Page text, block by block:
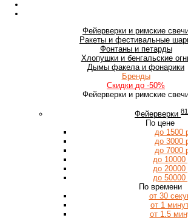
Фейерверки и римские
Ракеты и фестивальные
Фонтаны и петарды
Хлопушки и бенгальские
Дымы факела и фонарики
Бренды
Скидки до -50%
Фейерверки и римские
Фейерверки 81
По цене
до 1500
до 3000
до 7000
до 10000
до 20000
до 50000
По времени
от 30
от 1
от 1.5